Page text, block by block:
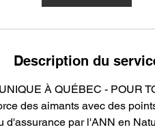
Description du
UNIQUE À QUÉBEC - POUR
des aimants avec des
d'assurance par l'ANN en